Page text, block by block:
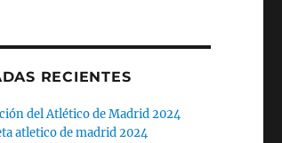
RECIENTES
del Atlético de Madrid 2024
atletico de madrid 2024